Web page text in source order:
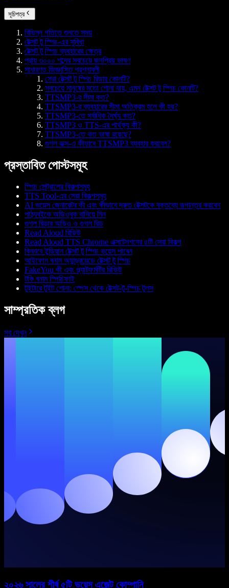
সূচিপত্র
বিভিন্ন গতিতে শুনতে সময়
টেক্সট টু স্পিচ-এর সুবিধা
টেক্সট টু স্পিচ ব্যবহারের ক্ষেত্র
প্রায় ৩০০০ শব্দের সবচেয়ে জনপ্রিয় ভাষণ
সাধারণত জিজ্ঞাসিত প্রশ্নাবলী
সেরা টেক্সট টু স্পিচ রিডার কোনটি?
সবচেয়ে মানুষের মতো শোনা যায়, এমন টেক্সট টু স্পিচ কোনটি?
TTSMP3-র সীমা কত?
TTSMP3-র ব্যবহারের সীমা অতিক্রম হলে কী হয়?
TTSMP3-তে সর্বাধিক দৈর্ঘ্য কত?
TTSMP3 ও TTS-এর পার্থক্য কী?
TTSMP3-তে কত ভাষা রয়েছে?
গুগল ডক্স-এ কীভাবে TTSMP3 ব্যবহার করবেন?
প্রস্তাবিত পোস্টসমূহ
স্পিচ সেন্ট্রালের বিকল্পসমূহ
TTS Tool-এর সেরা বিকল্পসমূহ
AI ভয়েস জেনারেটর কী এবং কীভাবে দ্রুত টেক্সটকে বক্তব্যে রূপান্তর করবেন
পাঠ্যবইকে অডিওবুক বানিয়ে নিন
গুগল রিডার অডিও ও গুগল রিড
Read Aloud রিভিউ
Read Aloud TTS Chrome এক্সটেনশনের ৫টি সেরা বিকল্প
কিভাবে ইন্ডিয়ান টেক্সট টু স্পিচ ভয়েস পাবেন
আইফোন বনাম অ্যান্ড্রয়েডে টেক্সট টু স্পিচ
FakeYou কী এবং প্ল্যাটফর্মটির রিভিউ
টকি বনাম স্পিচিফাই
টুইটারে টুইট শোনা: স্পেস থেকে টেক্সট-টু-স্পিচ টুলস
সাম্প্রতিক ব্লগ
সব দেখুন
২০২৬ সালের শীর্ষ ৫টি ভয়েস এজেন্ট কোম্পানি